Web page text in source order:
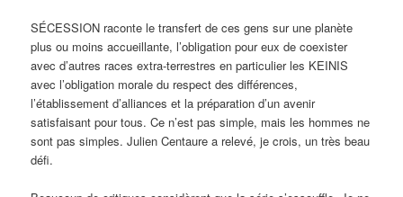
SÉCESSION raconte le transfert de ces gens sur une planète
plus ou moins accueillante, l’obligation pour eux de coexister
avec d’autres races extra-terrestres en particulier les KEINIS
avec l’obligation morale du respect des différences,
l’établissement d’alliances et la préparation d’un avenir
satisfaisant pour tous. Ce n’est pas simple, mais les hommes ne
sont pas simples. Julien Centaure a relevé, je crois, un très beau
défi.